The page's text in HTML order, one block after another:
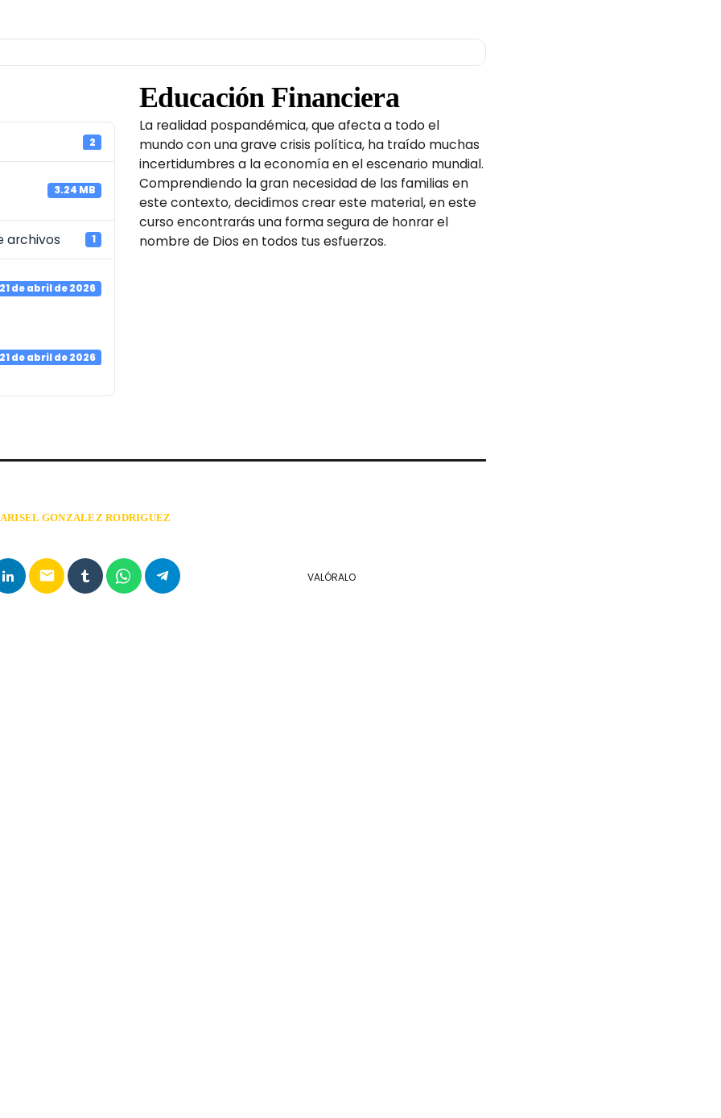
agosto 2025
marzo 2025
diciembre 2024
noviembre 2024
2
3.24 MB
archivos 1
21 de abril de 2026
21 de abril de 2026
Educación Financiera
La realidad pospandémica, que afecta a todo el
mundo con una grave crisis política, ha traído muchas
incertidumbres a la economía en el escenario mundial.
Comprendiendo la gran necesidad de las familias en
este contexto, decidimos crear este material, en este
curso encontrarás una forma segura de honrar el
nombre de Dios en todos tus esfuerzos.
GONZALEZ RODRIGUEZ
email VALÓRALO